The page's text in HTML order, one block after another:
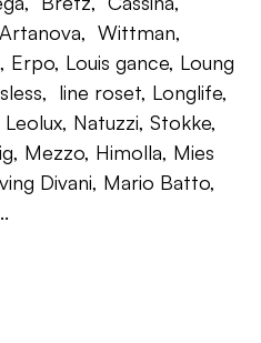
Wittman,
Erpo, Louis gance, Loung
line roset, Longlife,
Natuzzi, Stokke,
Mezzo, Himolla, Mies
Divani, Mario Batto,